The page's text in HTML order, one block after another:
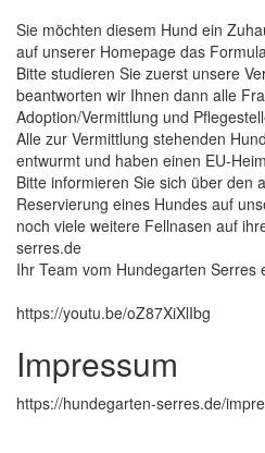
Sie möchten diesem Hund ein
auf unserer Homepage das
Bitte studieren Sie zuerst unsere
beantworten wir Ihnen dann alle
Adoption/Vermittlung und
Alle zur Vermittlung stehenden
entwurmt und haben einen EU-
Bitte informieren Sie sich über den
Reservierung eines Hundes auf
noch viele weitere Fellnasen auf
serres.de
Ihr Team vom Hundegarten Serres
https://youtu.be/oZ87XiXlIbg
Impressum
https://hundegarten-serres.de/